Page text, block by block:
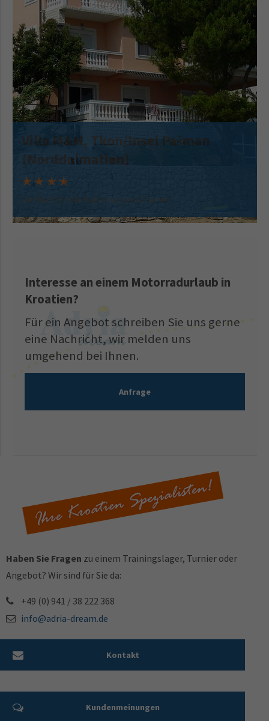
Villa M&M, Tkon/Insel Pašman
(Norddalmatien)
Perfekt für die Nationalpark-Touren
Interesse an einem Motorradurlaub in
Kroatien?
Für ein Angebot schreiben Sie uns gerne
eine Nachricht, wir melden uns
umgehend bei Ihnen.
Anfrage
Haben Sie Fragen zu einem Trainingslager, Turnier oder
Angebot? Wir sind für Sie da:
+49 (0) 941 / 38 222 368
info@adria-dream.de
Kontakt
Kundenmeinungen